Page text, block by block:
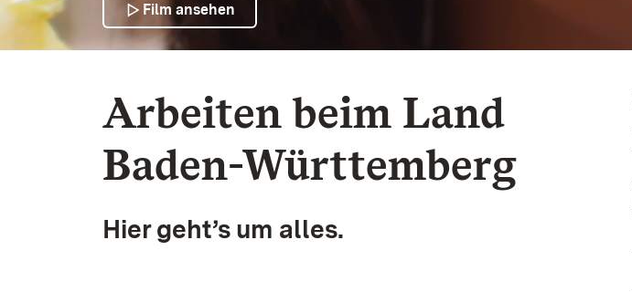
Film ansehen
Arbeiten beim Land
Baden-Württemberg
Hier geht’s um alles.